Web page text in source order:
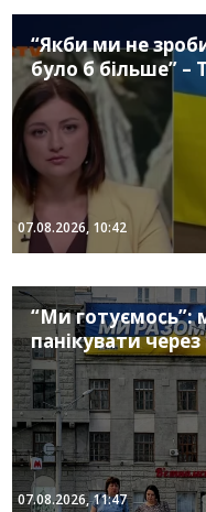
“Якби ми не
було б більше” –
07.08.2026, 10:42
“Ми готуємось”:
панікувати
07.08.2026, 11:47